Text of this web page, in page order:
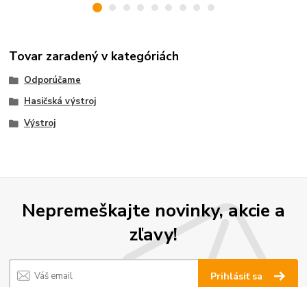
Tovar zaradený v kategóriách
Odporúčame
Hasičská výstroj
Výstroj
Nepremeškajte novinky, akcie a
zľavy!
Prihlásiť sa